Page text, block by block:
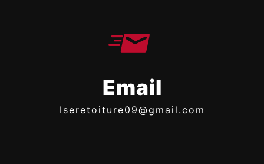
Email
iseretoiture09@gmail.com